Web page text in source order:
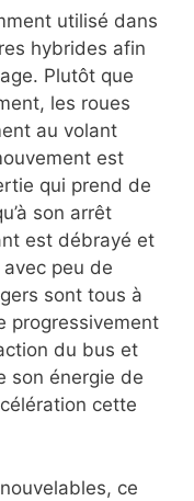
utilisé dans
hybrides afin
Plutôt que
les roues
au volant
est
qui prend de
son arrêt
est débrayé et
peu de
sont tous à
progressivement
du bus et
son énergie de
cette
ce